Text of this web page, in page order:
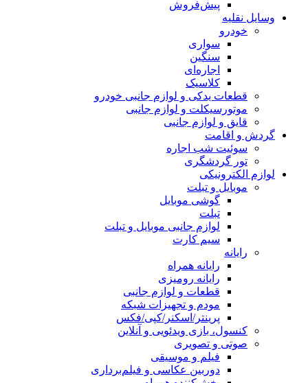
پیش‌فروش
وسایل نقلیه
خودرو
سواری
سنگین
اجاره‌ای
کلاسیک
قطعات یدکی و لوازم جانبی خودرو
موتورسیکلت و لوازم جانبی
قایق و لوازم جانبی
گردش و اقامت
سوئیت شب اجاره
تور گردشگری
لوازم الکترونیکی
موبایل و تبلت
گوشی موبایل
تبلت
لوازم جانبی موبایل و تبلت
سیم کارت
رایانه
رایانه همراه
رایانه رومیزی
قطعات و لوازم جانبی
مودم و تجهیزات شبکه
پرینتر/اسکنر/کپی/فکس
کنسول، بازی‌ ویدئویی و آنلاین
صوتی و تصویری
فیلم و موسیقی
دوربین عکاسی و فیلم‌برداری